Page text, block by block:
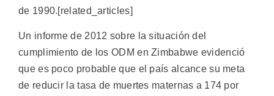
de 1990.[related_articles]
Un informe de 2012 sobre la situación del
cumplimiento de los ODM en Zimbabwe evidenció
que es poco probable que el país alcance su meta
de reducir la tasa de muertes maternas a 174 por